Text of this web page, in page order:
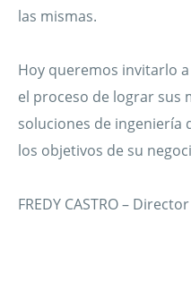
las mismas.
Hoy queremos invitarlo
el proceso de lograr sus
soluciones de
los objetivos de su
FREDY CASTRO –